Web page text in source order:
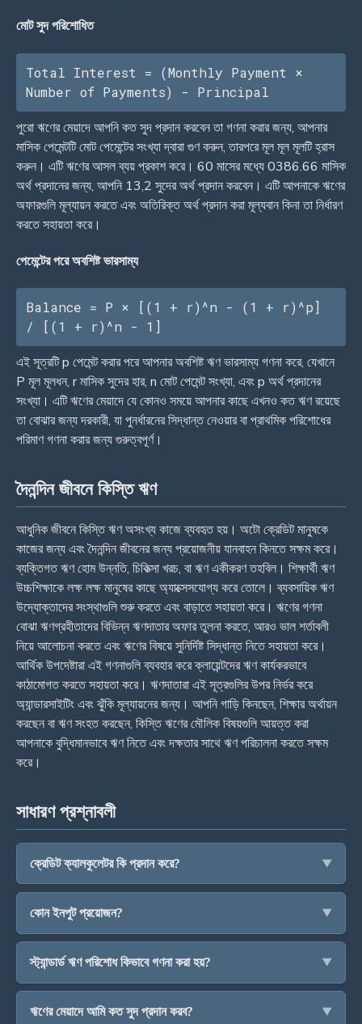
মোট সুদ পরিশোধিত
Total Interest = (Monthly Payment ×
Number of Payments) - Principal
পুরো ঋণের মেয়াদে আপনি কত সুদ প্রদান করবেন তা গণনা করার জন্য, আপনার
মাসিক পেমেন্টটি মোট পেমেন্টের সংখ্যা দ্বারা গুণ করুন, তারপরে মূল মূল মূলটি হ্রাস
করুন। এটি ঋণের আসল ব্যয় প্রকাশ করে। 60 মাসের মধ্যে 0386.66 মাসিক
অর্থ প্রদানের জন্য, আপনি 13,2 সুদের অর্থ প্রদান করবেন। এটি আপনাকে ঋণের
অফারগুলি মূল্যায়ন করতে এবং অতিরিক্ত অর্থ প্রদান করা মূল্যবান কিনা তা নির্ধারণ
করতে সহায়তা করে।
পেমেন্টের পরে অবশিষ্ট ভারসাম্য
Balance = P × [(1 + r)^n - (1 + r)^p]
/ [(1 + r)^n - 1]
এই সূত্রটি p পেমেন্ট করার পরে আপনার অবশিষ্ট ঋণ ভারসাম্য গণনা করে, যেখানে
P মূল মূলধন, r মাসিক সুদের হার, n মোট পেমেন্ট সংখ্যা, এবং p অর্থ প্রদানের
সংখ্যা। এটি ঋণের মেয়াদে যে কোনও সময়ে আপনার কাছে এখনও কত ঋণ রয়েছে
তা বোঝার জন্য দরকারী, যা পুনর্ধারনের সিদ্ধান্ত নেওয়ার বা প্রাথমিক পরিশোধের
পরিমাণ গণনা করার জন্য গুরুত্বপূর্ণ।
দৈনন্দিন জীবনে কিস্তি ঋণ
আধুনিক জীবনে কিস্তি ঋণ অসংখ্য কাজে ব্যবহৃত হয়। অটো ক্রেডিট মানুষকে
কাজের জন্য এবং দৈনন্দিন জীবনের জন্য প্রয়োজনীয় যানবাহন কিনতে সক্ষম করে।
ব্যক্তিগত ঋণ হোম উন্নতি, চিকিত্সা খরচ, বা ঋণ একীকরণ তহবিল। শিক্ষার্থী ঋণ
উচ্চশিক্ষাকে লক্ষ লক্ষ মানুষের কাছে অ্যাক্সেসযোগ্য করে তোলে। ব্যবসায়িক ঋণ
উদ্যোক্তাদের সংস্থাগুলি শুরু করতে এবং বাড়াতে সহায়তা করে। ঋণের গণনা
বোঝা ঋণগ্রহীতাদের বিভিন্ন ঋণদাতার অফার তুলনা করতে, আরও ভাল শর্তাবলী
নিয়ে আলোচনা করতে এবং ঋণের বিষয়ে সুনির্দিষ্ট সিদ্ধান্ত নিতে সহায়তা করে।
আর্থিক উপদেষ্টারা এই গণনাগুলি ব্যবহার করে ক্লায়েন্টদের ঋণ কার্যকরভাবে
কাঠামোগত করতে সহায়তা করে। ঋণদাতারা এই সূত্রগুলির উপর নির্ভর করে
অ্যান্ডারসাইটিং এবং ঝুঁকি মূল্যায়নের জন্য। আপনি গাড়ি কিনছেন, শিক্ষার অর্থায়ন
করছেন বা ঋণ সংহত করছেন, কিস্তি ঋণের মৌলিক বিষয়গুলি আয়ত্ত করা
আপনাকে বুদ্ধিমানভাবে ঋণ নিতে এবং দক্ষতার সাথে ঋণ পরিচালনা করতে সক্ষম
করে।
সাধারণ প্রশ্নাবলী
ক্রেডিট ক্যালকুলেটর কি প্রদান করে?
কোন ইনপুট প্রয়োজন?
স্ট্যান্ডার্ড ঋণ পরিশোধ কিভাবে গণনা করা হয়?
ঋণের মেয়াদে আমি কত সুদ প্রদান করব?